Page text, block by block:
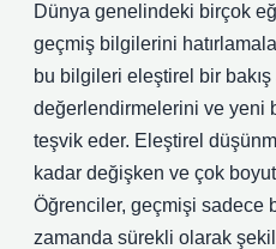
Dünya genelindeki birçok
geçmiş bilgilerini
bu bilgileri eleştirel bir bakış
değerlendirmelerini ve yeni
teşvik eder. Eleştirel
kadar değişken ve çok
Öğrenciler, geçmişi sadece
zamanda sürekli olarak